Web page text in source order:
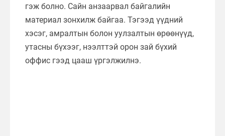
гэж болно. Сайн анзаарвал байгалийн
материал зонхилж байгаа. Тэгээд үүдний
хэсэг, амралтын болон уулзалтын өрөөнүүд,
утасны бүхээг, нээлттэй орон зай бүхий
оффис гээд цааш үргэлжилнэ.